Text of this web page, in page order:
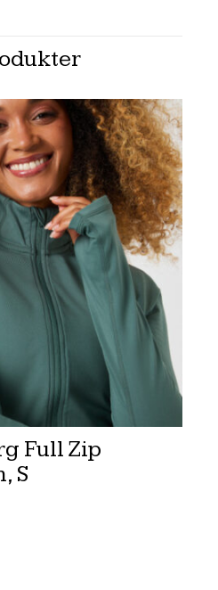
Full Zip
S